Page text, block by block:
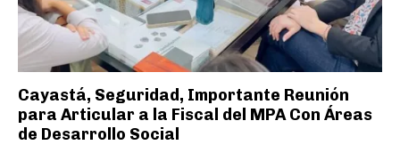
Cayastá, Seguridad, Importante Reunión
para Articular a la Fiscal del MPA Con Áreas
de Desarrollo Social